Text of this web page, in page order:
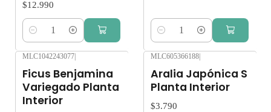
$12.990
Cantidad Cantidad
MLC1042243077|
Ficus Benjamina
Variegado Planta
Interior
MLC605366188|
Aralia Japónica S
Planta Interior
$3.790